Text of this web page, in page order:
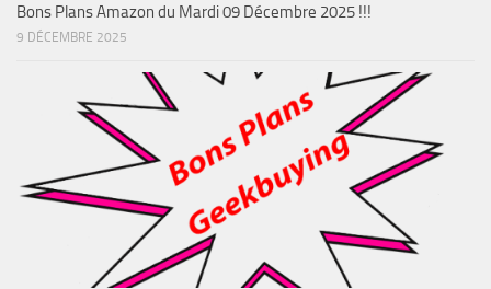
Bons Plans Amazon du Mardi 09 Décembre 2025 !!!
9 DÉCEMBRE 2025